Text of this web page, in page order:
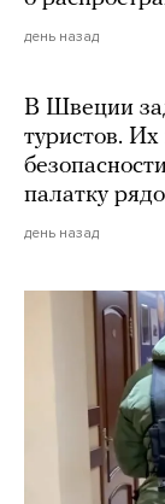
день назад
В Швеции
туристов. Их
палатку
день назад